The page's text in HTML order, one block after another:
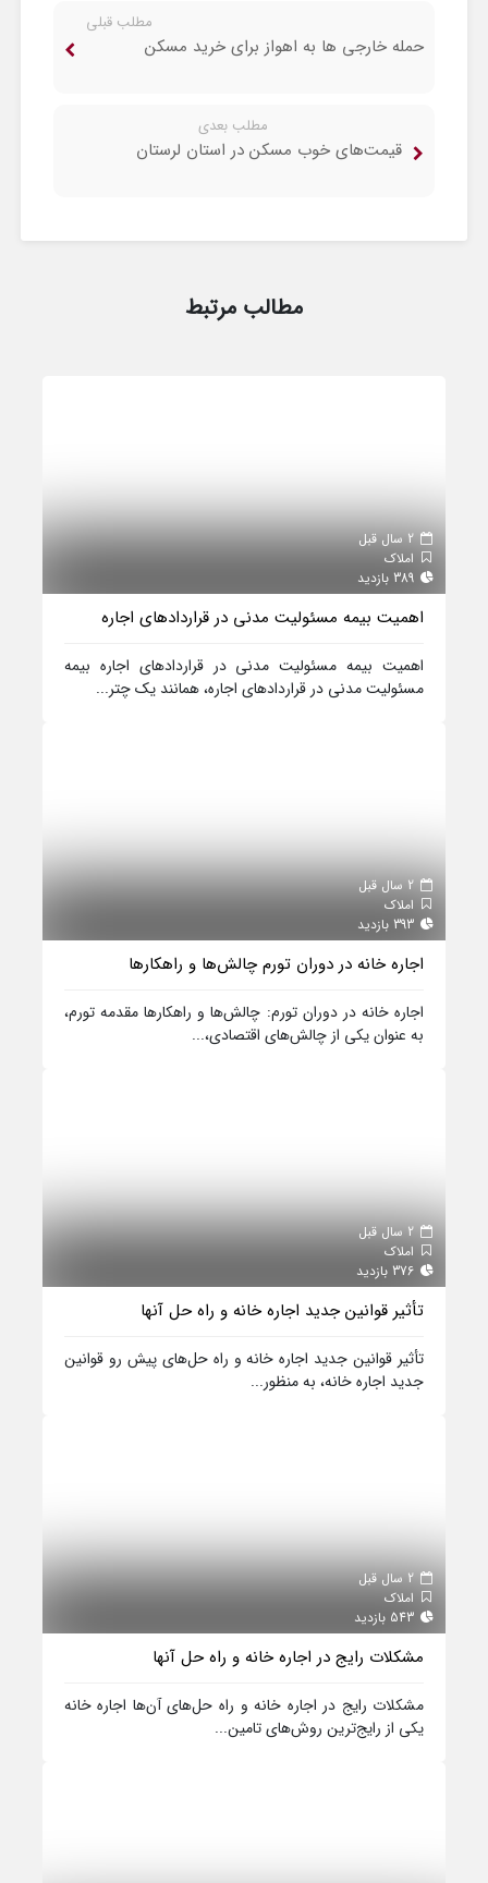
مطلب قبلی
حمله خارجی ها به اهواز برای خرید مسکن
مطلب بعدی
قیمت‌های خوب مسکن در استان لرستان
مطالب مرتبط
املاک
اهمیت بیمه مسئولیت مدنی در قراردادهای اجاره
اهمیت بیمه مسئولیت مدنی در قراردادهای اجاره بیمه
مسئولیت مدنی در قراردادهای اجاره، همانند یک چتر...
املاک
اجاره خانه در دوران تورم چالش‌ها و راهکارها
اجاره خانه در دوران تورم: چالش‌ها و راهکارها مقدمه تورم،
به عنوان یکی از چالش‌های اقتصادی،...
املاک
تأثیر قوانین جدید اجاره خانه و راه حل‌ آنها
تأثیر قوانین جدید اجاره خانه و راه حل‌های پیش رو قوانین
جدید اجاره خانه، به منظور...
املاک
مشکلات رایج در اجاره خانه و راه حل آنها
مشکلات رایج در اجاره خانه و راه حل‌های آن‌ها اجاره خانه
یکی از رایج‌ترین روش‌های تامین...